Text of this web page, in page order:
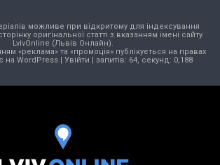
можливе при відкритому для індексування
оригінальної статті з вказанням імені сайту
LvivOnline (Львів Онлайн).
«реклама» та «промоція» публікується на правах
на WordPress| Увійти | запитів: 64, секунд: 0,188